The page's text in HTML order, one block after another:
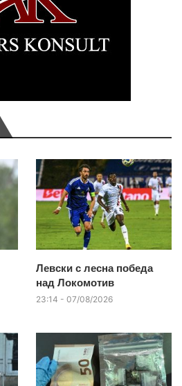
Левски с лесна победа
над Локомотив
23:14 - 07/08/2026